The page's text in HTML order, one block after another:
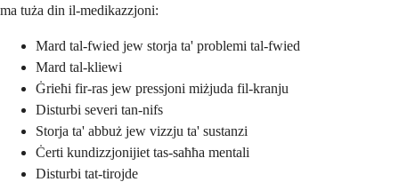
ma tuża din il-medikazzjoni:
Mard tal-fwied jew storja ta' problemi tal-fwied
Mard tal-kliewi
Ġrieħi fir-ras jew pressjoni miżjuda fil-kranju
Disturbi severi tan-nifs
Storja ta' abbuż jew vizzju ta' sustanzi
Ċerti kundizzjonijiet tas-saħħa mentali
Disturbi tat-tirojde